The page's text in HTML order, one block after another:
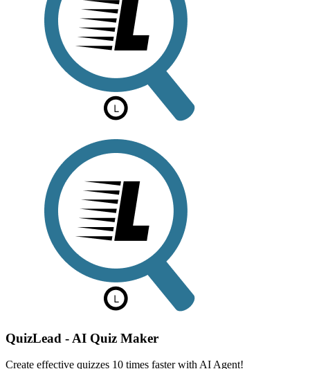
QuizLead - AI Quiz Maker
Create effective quizzes 10 times faster with AI Agent!